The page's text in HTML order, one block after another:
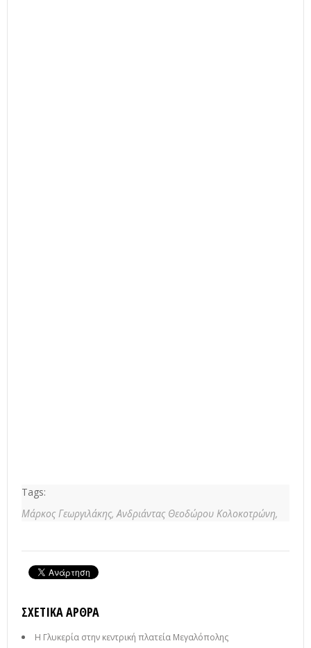
Tags:
Μάρκος Γεωργιλάκης,Ανδριάντας Θεοδώρου Κολοκοτρώνη,
ΣΧΕΤΙΚΆ ΆΡΘΡΑ
Η Γλυκερία στην κεντρική πλατεία Μεγαλόπολης